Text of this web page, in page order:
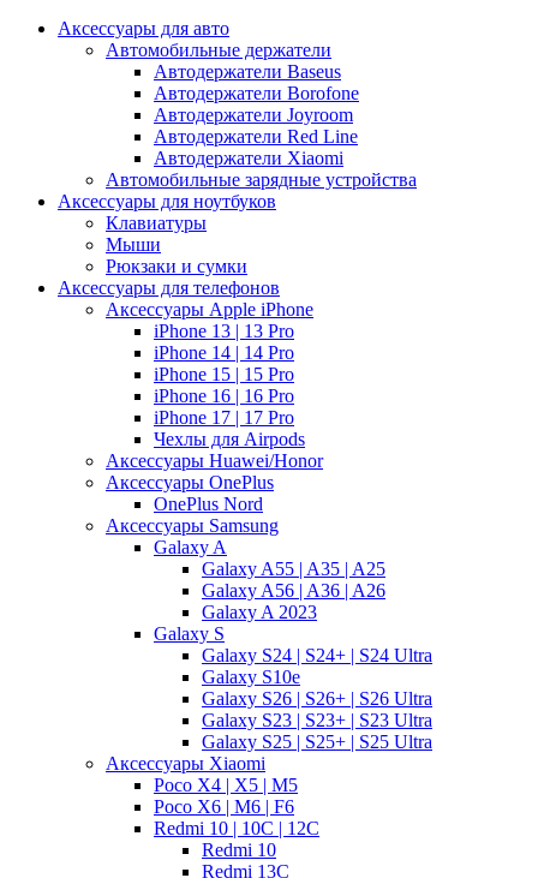
Аксессуары для авто
Автомобильные держатели
Автодержатели Baseus
Автодержатели Borofone
Автодержатели Joyroom
Автодержатели Red Line
Автодержатели Xiaomi
Автомобильные зарядные устройства
Аксессуары для ноутбуков
Клавиатуры
Мыши
Рюкзаки и сумки
Аксессуары для телефонов
Аксессуары Apple iPhone
iPhone 13 | 13 Pro
iPhone 14 | 14 Pro
iPhone 15 | 15 Pro
iPhone 16 | 16 Pro
iPhone 17 | 17 Pro
Чехлы для Airpods
Аксессуары Huawei/Honor
Аксессуары OnePlus
OnePlus Nord
Аксессуары Samsung
Galaxy A
Galaxy A55 | A35 | A25
Galaxy A56 | A36 | A26
Galaxy A 2023
Galaxy S
Galaxy S24 | S24+ | S24 Ultra
Galaxy S10e
Galaxy S26 | S26+ | S26 Ultra
Galaxy S23 | S23+ | S23 Ultra
Galaxy S25 | S25+ | S25 Ultra
Аксессуары Xiaomi
Poco X4 | X5 | M5
Poco X6 | M6 | F6
Redmi 10 | 10C | 12C
Redmi 10
Redmi 13C